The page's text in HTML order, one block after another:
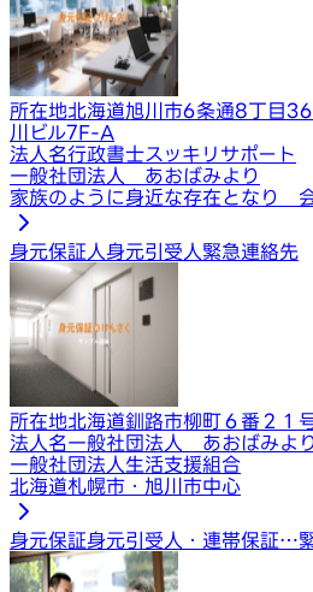
所在地北海道旭川市6条通8丁目
川ビル7F-A
法人名行政書士スッキリサポート
一般社団法人 あおばみより
家族のように身近な存在となり
身元保証人身元引受人緊急連絡先
所在地北海道釧路市柳町６番２１
法人名一般社団法人 あおばみよ
一般社団法人生活支援組合
北海道札幌市・旭川市中心
身元保証身元引受人・連帯保証…